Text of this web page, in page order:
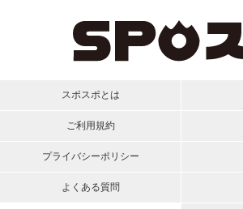
スポスポとは
ご利用規約
プライバシーポリシー
よくある質問